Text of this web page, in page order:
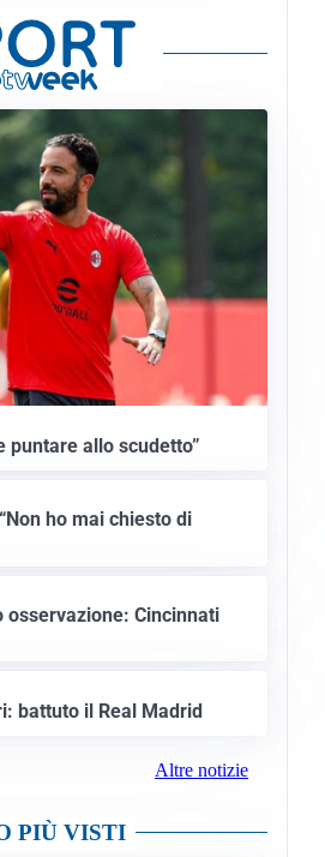
puntare allo scudetto”
ho mai chiesto di
osservazione: Cincinnati
battuto il Real Madrid
Altre notizie
PIÙ VISTI